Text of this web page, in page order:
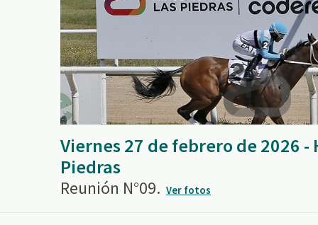
Viernes 27 de febrero de 2026 -
Piedras
Reunión N°09. Ver fotos